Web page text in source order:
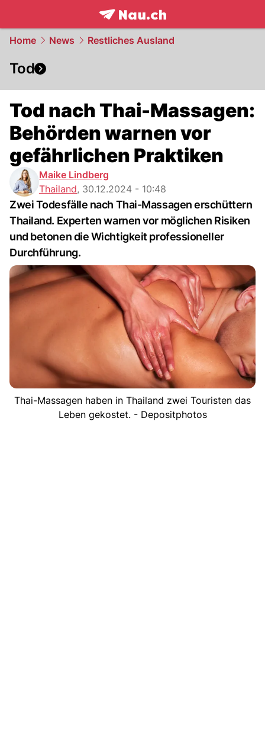
frontpage.NAU.ch
Home News Restliches Ausland
Tod
Tod nach Thai-Massagen:
Behörden warnen vor
gefährlichen Praktiken
Maike Lindberg
Thailand, 30.12.2024 - 10:48
Zwei Todesfälle nach Thai-Massagen erschüttern
Thailand. Experten warnen vor möglichen Risiken
und betonen die Wichtigkeit professioneller
Durchführung.
Thai-Massagen haben in Thailand zwei Touristen das
Leben gekostet. - Depositphotos